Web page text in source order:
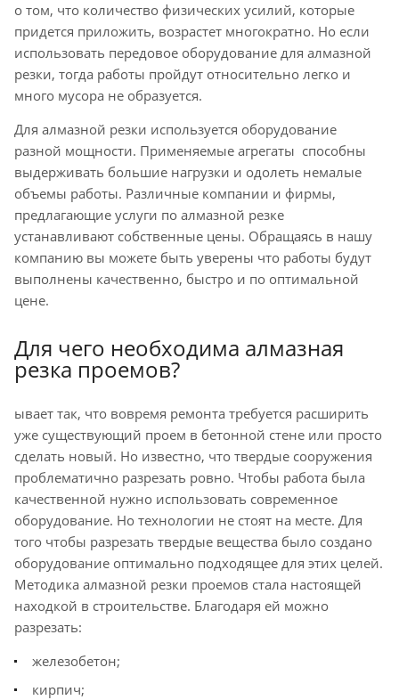
о том, что количество физических усилий, которые
придется приложить, возрастет многократно. Но если
использовать передовое оборудование для алмазной
резки, тогда работы пройдут относительно легко и
много мусора не образуется.
Для алмазной резки используется оборудование
разной мощности. Применяемые агрегаты способны
выдерживать большие нагрузки и одолеть немалые
объемы работы. Различные компании и фирмы,
предлагающие услуги по алмазной резке
устанавливают собственные цены. Обращаясь в нашу
компанию вы можете быть уверены что работы будут
выполнены качественно, быстро и по оптимальной
цене.
Для чего необходима алмазная
резка проемов?
ывает так, что вовремя ремонта требуется расширить
уже существующий проем в бетонной стене или просто
сделать новый. Но известно, что твердые сооружения
проблематично разрезать ровно. Чтобы работа была
качественной нужно использовать современное
оборудование. Но технологии не стоят на месте. Для
того чтобы разрезать твердые вещества было создано
оборудование оптимально подходящее для этих целей.
Методика алмазной резки проемов стала настоящей
находкой в строительстве. Благодаря ей можно
разрезать:
железобетон;
кирпич;